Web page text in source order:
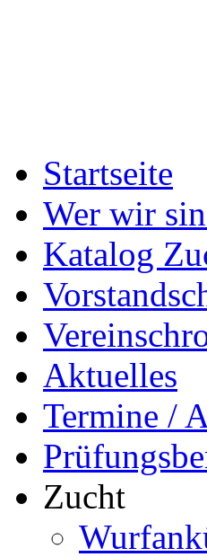
Startseite
Wer wir
Katalog
Aktuelles
Termine /
Zucht